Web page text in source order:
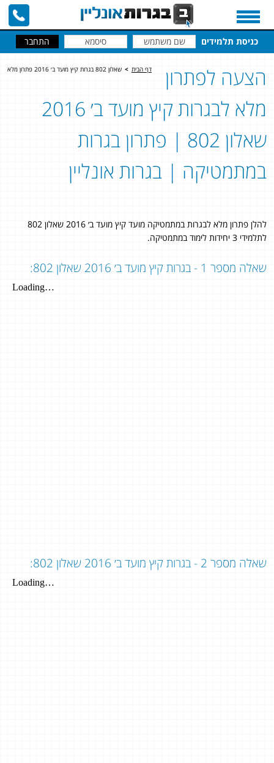
כניסת תלמידים
דף הבית > שאלון 802 בגרות קיץ מועד ב׳ 2016 פתרון מלא
הצעה לפתרון
מלא לבגרות קיץ מועד ב׳ 2016
שאלון 802 | פתרון בגרות
במתמטיקה | בגרות אונליין
להלן פתרון מלא לבגרות במתמטיקה מועד קיץ מועד ב׳ 2016 שאלון 802
לתלמידי 3 יחידות לימוד במתמטיקה.
שאלה מספר 1 - בגרות קיץ מועד ב׳ 2016 שאלון 802:
שאלה מספר 2 - בגרות קיץ מועד ב׳ 2016 שאלון 802: